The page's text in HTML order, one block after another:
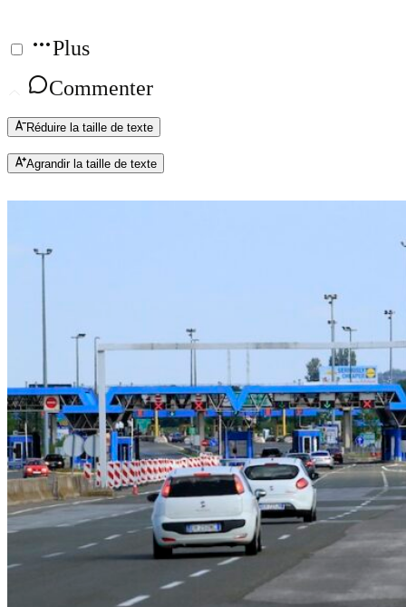
Plus
Commenter
Réduire la taille de texte
Agrandir la taille de texte